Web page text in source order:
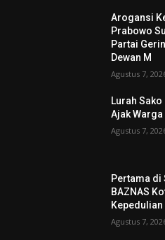
Arogansi
Prabowo
Partai
Dewan M
Agustus 7,
Lurah
Ajak
Agustus 7,
Pertama di
BAZNAS
Agustus 7,